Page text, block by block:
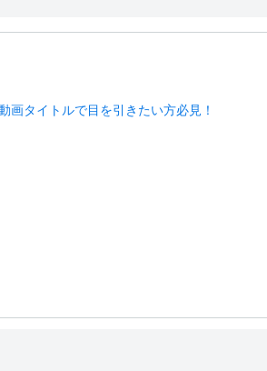
タイトルで目を引きたい方必見！